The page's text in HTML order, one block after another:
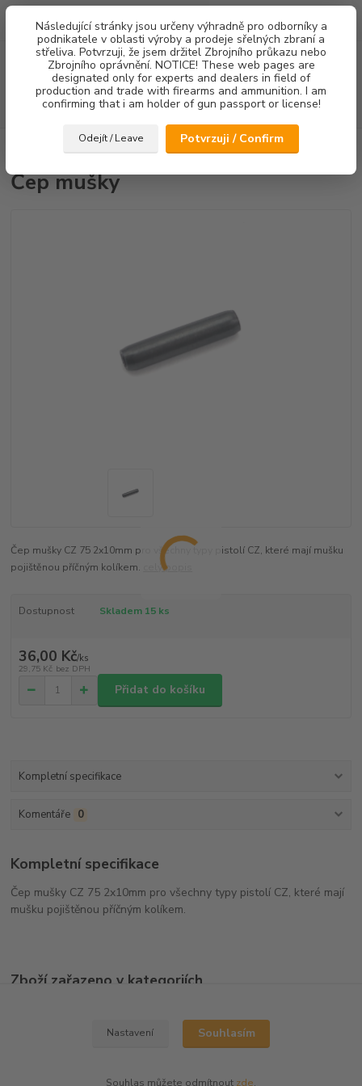
Následující stránky jsou určeny výhradně pro odborníky a
podnikatele v oblasti výroby a prodeje sřelných zbraní a
střeliva. Potvrzuji, že jsem držitel Zbrojního průkazu nebo
Zbrojního oprávnění. NOTICE! These web pages are
designated only for experts and dealers in field of
production and trade with firearms and ammunition. I am
confirming that i am holder of gun passport or license!
Odejít / Leave Potvrzuji / Confirm
Menu
Hledat
za0,00 Kč
Náhradní díly
Čep mušky
Čep mušky CZ 75 2x10mm pro všechny typy pistolí CZ, které mají mušku
pojištěnou příčným kolíkem.
celý popis
Dostupnost Skladem 15 ks
36,00 Kč/ks
29,75 Kč bez DPH
Přidat do košíku
Kompletní specifikace
Komentáře 0
Kompletní specifikace
Čep mušky CZ 75 2x10mm pro všechny typy pistolí CZ, které mají
mušku pojištěnou příčným kolíkem.
Zboží zařazeno v kategoriích
Nastavení Souhlasím
Souhlas můžete odmítnout zde.